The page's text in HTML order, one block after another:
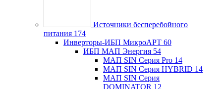
Источники бесперебойного
питания 174
Инверторы-ИБП МикроАРТ 60
ИБП МАП Энергия 54
МАП SIN Серия Pro 14
МАП SIN Серия HYBRID 14
МАП SIN Серия
DOMINATOR 12